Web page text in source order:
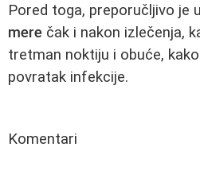
Pored toga, preporučljivo je
mere čak i nakon izlečenja,
tretman noktiju i obuće,
povratak infekcije.
Komentari